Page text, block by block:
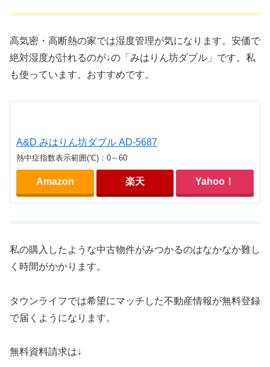
高気密・高断熱の家では湿度管理が気になります。安価で
絶対湿度が計れるのが↓の「みはりん坊ダブル」です。私
も使っています。おすすめです。
A&D みはりん坊ダブル AD-5687
熱中症指数表示範囲(℃)：0～60
Amazon 楽天 Yahoo！
私の購入したような中古物件がみつかるのはなかなか難し
く時間がかかります。
タウンライフでは希望にマッチした不動産情報が無料登録
で届くようになります。
無料資料請求は↓